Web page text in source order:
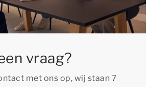
vraag?
met ons op, wij staan 7